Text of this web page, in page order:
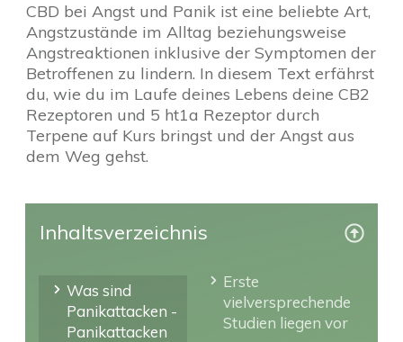
CBD bei Angst und Panik ist eine beliebte Art,
Angstzustände im Alltag beziehungsweise
Angstreaktionen inklusive der Symptomen der
Betroffenen zu lindern. In diesem Text erfährst
du, wie du im Laufe deines Lebens deine CB2
Rezeptoren und 5 ht1a Rezeptor durch
Terpene auf Kurs bringst und der Angst aus
dem Weg gehst.
Inhaltsverzeichnis
Was sind
Panikattacken -
Panikattacken
Erste
vielversprechende
Studien liegen vor